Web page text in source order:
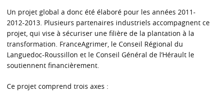
Un projet global a donc été élaboré pour les années 2011-
2012-2013. Plusieurs partenaires industriels accompagnent ce
projet, qui vise à sécuriser une filière de la plantation à la
transformation. FranceAgrimer, le Conseil Régional du
Languedoc-Roussillon et le Conseil Général de l’Hérault le
soutiennent financièrement.
Ce projet comprend trois axes :